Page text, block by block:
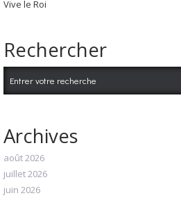
Vive le Roi
Rechercher
Archives
août 2026
juillet 2026
juin 2026